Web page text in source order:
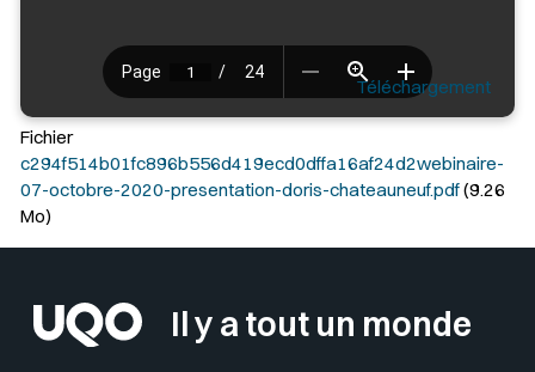
Téléchargement
Fichier
c294f514b01fc896b556d419ecd0dffa16af24d2webinaire-
07-octobre-2020-presentation-doris-chateauneuf.pdf(9.26
Mo)
Il y a tout un monde